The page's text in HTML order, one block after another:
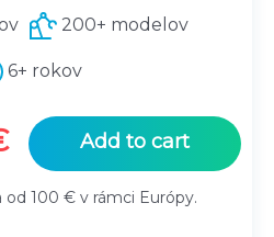
200+ modelov
6+ rokov
Current
price
is:
Add to cart
od 100 € v rámci Európy.